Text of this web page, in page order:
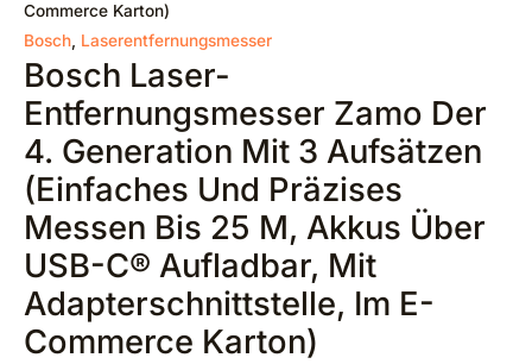
Commerce Karton)
Bosch, Laserentfernungsmesser
Bosch Laser-
Entfernungsmesser Zamo Der
4. Generation Mit 3 Aufsätzen
(einfaches Und Präzises
Messen Bis 25 M, Akkus Über
USB-C® Aufladbar, Mit
Adapterschnittstelle, Im E-
Commerce Karton)